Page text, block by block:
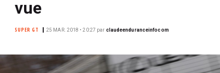
c
vue
SUPER GT 25 MAR. 2018 • 20:27 par claudeenduranceinfocom